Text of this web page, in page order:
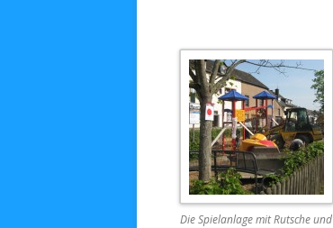
Die Spielanlage mit Rutsche und